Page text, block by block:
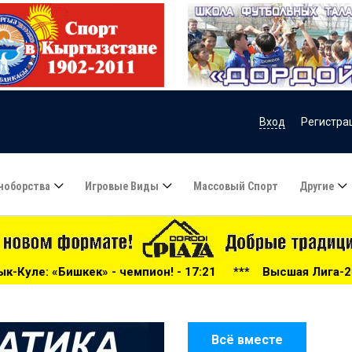
Вход
Игровые Виды Массовый Спорт Другие
- 17:21 ***Высшая Лига-2026: беспощадный
Всё вместе